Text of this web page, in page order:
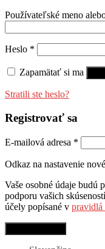
Používateľské meno
Heslo *
Zapamätať si ma
Stratili ste heslo?
Registrovať sa
E-mailová adresa *
Odkaz na nastavenie
Vaše osobné údaje budú
podporu vašich
účely popísané v pravidlá